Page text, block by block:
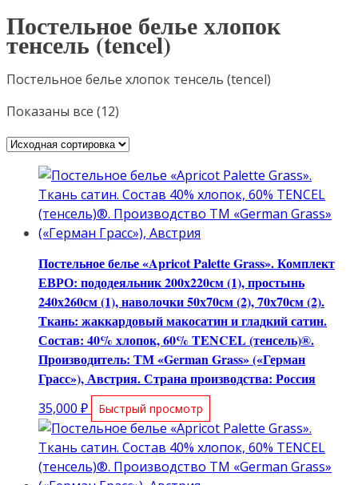
Постельное белье хлопок
тенсель (tencel)
Постельное белье хлопок тенсель (tencel)
Показаны все (12)
Постельное белье «Apricot Palette Grass». Комплект
ЕВРО: пододеяльник 200х220см (1), простынь
240х260см (1), наволочки 50х70см (2), 70х70см (2).
Ткань: жаккардовый макосатин и гладкий сатин.
Состав: 40% хлопок, 60% TENCEL (тенсель)®.
Производитель: ТМ «German Grass» («Герман
Грасс»), Австрия. Страна производства: Россия
35,000 ₽ Быстрый просмотр